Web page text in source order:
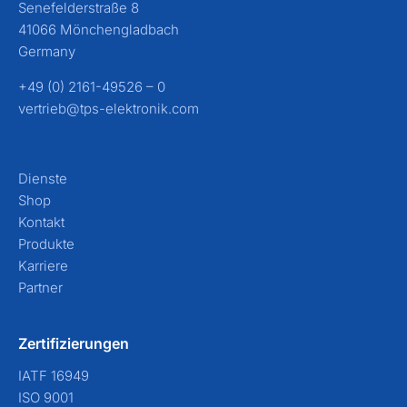
Senefelderstraße 8
41066 Mönchengladbach
Germany
+49 (0) 2161-49526 – 0
vertrieb@tps-elektronik.com
Dienste
Shop
Kontakt
Produkte
Karriere
Partner
Zertifizierungen
IATF 16949
ISO 9001